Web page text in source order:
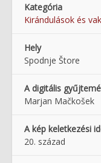
Kategória
Kirándulások és
Hely
Spodnje Štore
A digitális
Marjan Mačkošek
A kép keletkezési
20. század